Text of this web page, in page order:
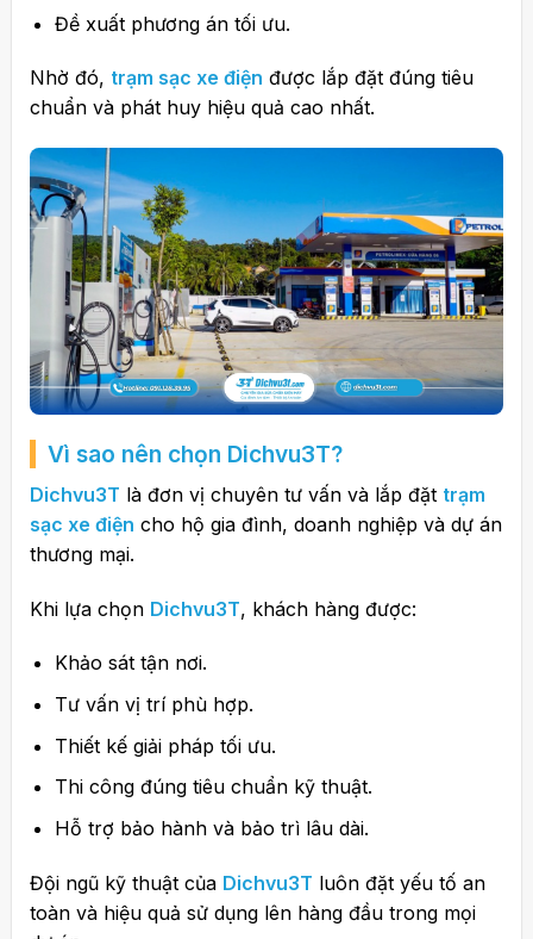
Đề xuất phương án tối ưu.
Nhờ đó, trạm sạc xe điện được lắp đặt đúng tiêu
chuẩn và phát huy hiệu quả cao nhất.
Vì sao nên chọn Dichvu3T?
Dichvu3T là đơn vị chuyên tư vấn và lắp đặt trạm
sạc xe điện cho hộ gia đình, doanh nghiệp và dự án
thương mại.
Khi lựa chọn Dichvu3T, khách hàng được:
Khảo sát tận nơi.
Tư vấn vị trí phù hợp.
Thiết kế giải pháp tối ưu.
Thi công đúng tiêu chuẩn kỹ thuật.
Hỗ trợ bảo hành và bảo trì lâu dài.
Đội ngũ kỹ thuật của Dichvu3T luôn đặt yếu tố an
toàn và hiệu quả sử dụng lên hàng đầu trong mọi